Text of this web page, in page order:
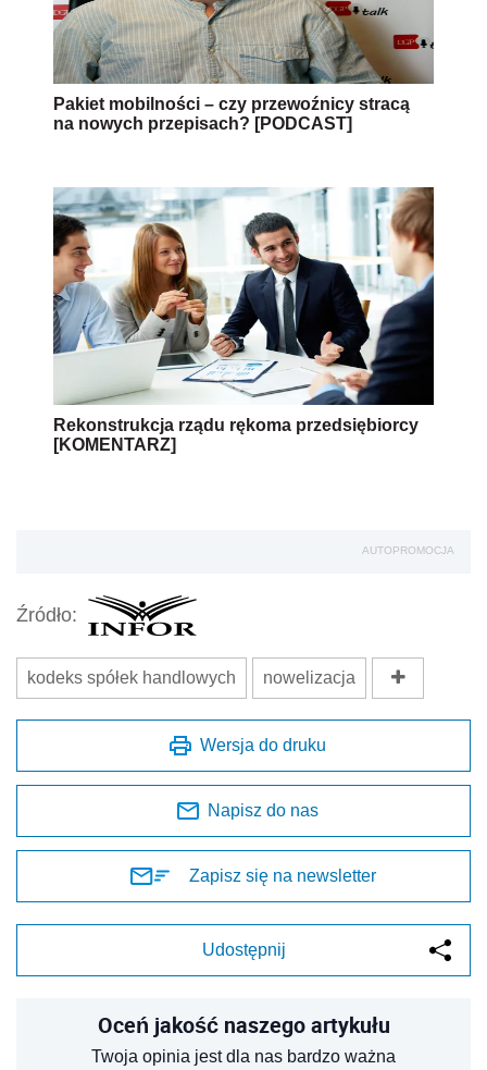
Pakiet mobilności – czy przewoźnicy stracą
na nowych przepisach? [PODCAST]
Rekonstrukcja rządu rękoma przedsiębiorcy
[KOMENTARZ]
AUTOPROMOCJA
Źródło:
kodeks spółek handlowych nowelizacja
Wersja do druku
Napisz do nas
Zapisz się na newsletter
Udostępnij
Oceń jakość naszego artykułu
Twoja opinia jest dla nas bardzo ważna